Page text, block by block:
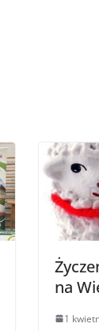
na
1